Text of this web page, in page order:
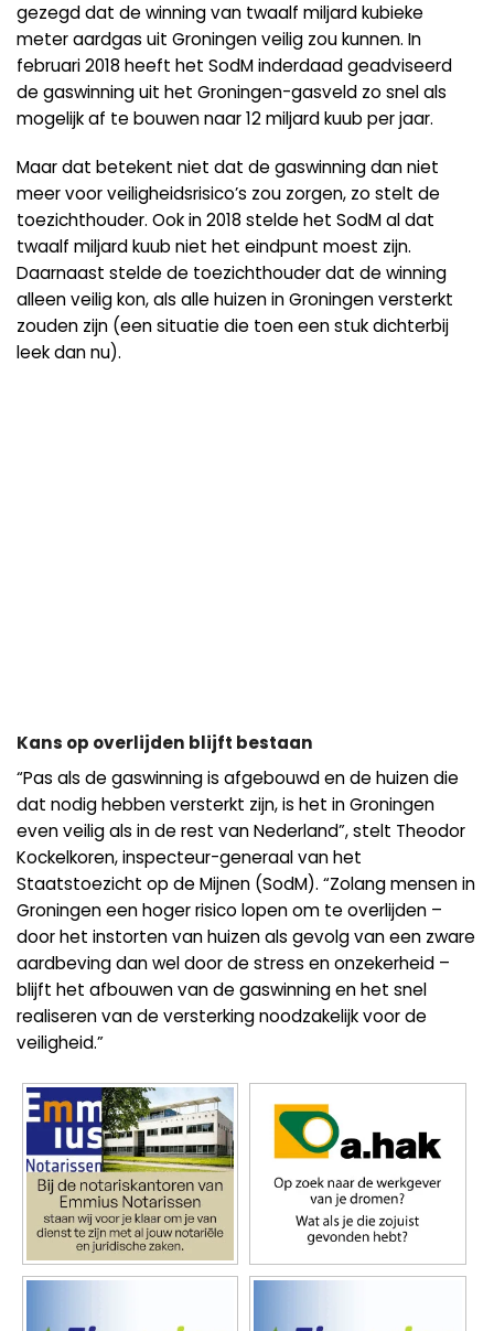
gezegd dat de winning van twaalf miljard kubieke
meter aardgas uit Groningen veilig zou kunnen. In
februari 2018 heeft het SodM inderdaad geadviseerd
de gaswinning uit het Groningen-gasveld zo snel als
mogelijk af te bouwen naar 12 miljard kuub per jaar.
Maar dat betekent niet dat de gaswinning dan niet
meer voor veiligheidsrisico’s zou zorgen, zo stelt de
toezichthouder. Ook in 2018 stelde het SodM al dat
twaalf miljard kuub niet het eindpunt moest zijn.
Daarnaast stelde de toezichthouder dat de winning
alleen veilig kon, als alle huizen in Groningen versterkt
zouden zijn (een situatie die toen een stuk dichterbij
leek dan nu).
Kans op overlijden blijft bestaan
“Pas als de gaswinning is afgebouwd en de huizen die
dat nodig hebben versterkt zijn, is het in Groningen
even veilig als in de rest van Nederland”, stelt Theodor
Kockelkoren, inspecteur-generaal van het
Staatstoezicht op de Mijnen (SodM). “Zolang mensen in
Groningen een hoger risico lopen om te overlijden –
door het instorten van huizen als gevolg van een zware
aardbeving dan wel door de stress en onzekerheid –
blijft het afbouwen van de gaswinning en het snel
realiseren van de versterking noodzakelijk voor de
veiligheid.”